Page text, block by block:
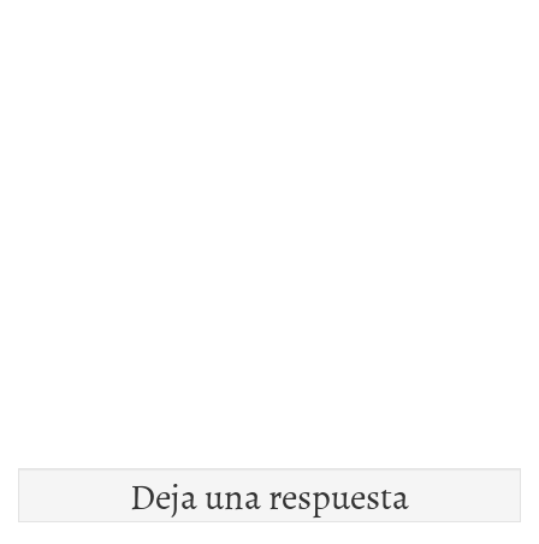
Deja una respuesta